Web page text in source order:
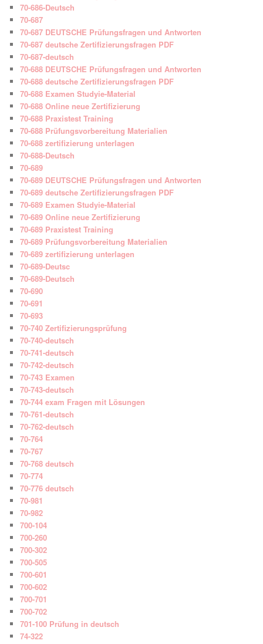
70-686-Deutsch
70-687
70-687 DEUTSCHE Prüfungsfragen und Antworten
70-687 deutsche Zertifizierungsfragen PDF
70-687-deutsch
70-688 DEUTSCHE Prüfungsfragen und Antworten
70-688 deutsche Zertifizierungsfragen PDF
70-688 Examen Studyie-Material
70-688 Online neue Zertifizierung
70-688 Praxistest Training
70-688 Prüfungsvorbereitung Materialien
70-688 zertifizierung unterlagen
70-688-Deutsch
70-689
70-689 DEUTSCHE Prüfungsfragen und Antworten
70-689 deutsche Zertifizierungsfragen PDF
70-689 Examen Studyie-Material
70-689 Online neue Zertifizierung
70-689 Praxistest Training
70-689 Prüfungsvorbereitung Materialien
70-689 zertifizierung unterlagen
70-689-Deutsc
70-689-Deutsch
70-690
70-691
70-693
70-740 Zertifizierungsprüfung
70-740-deutsch
70-741-deutsch
70-742-deutsch
70-743 Examen
70-743-deutsch
70-744 exam Fragen mit Lösungen
70-761-deutsch
70-762-deutsch
70-764
70-767
70-768 deutsch
70-774
70-776 deutsch
70-981
70-982
700-104
700-260
700-302
700-505
700-601
700-602
700-701
700-702
701-100 Prüfung in deutsch
74-322